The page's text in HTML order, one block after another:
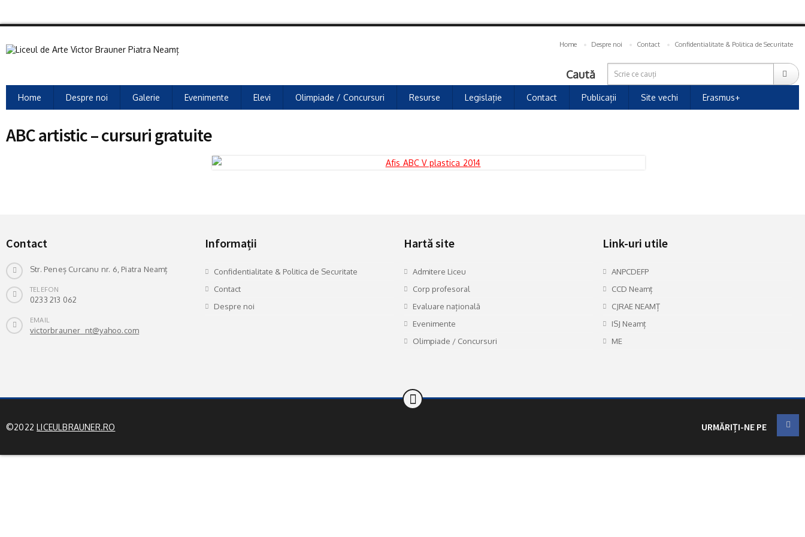
Home Despre noi Contact Confidentialitate & Politica de Securitate
Caută
Home Despre noi Galerie Evenimente Elevi Olimpiade / Concursuri Resurse Legislație Contact Publicații Site vechi Erasmus+
ABC artistic – cursuri gratuite
Contact
Str. Peneș Curcanu nr. 6, Piatra Neamț
TELEFON
0233 213 062
EMAIL
victorbrauner_nt@yahoo.com
Informații
Confidentialitate & Politica de Securitate
Contact
Despre noi
Hartă site
Admitere Liceu
Corp profesoral
Evaluare națională
Evenimente
Olimpiade / Concursuri
Link-uri utile
ANPCDEFP
CCD Neamț
CJRAE NEAMȚ
ISJ Neamț
ME
©2022LICEULBRAUNER.RO URMĂRIȚI-NE PE